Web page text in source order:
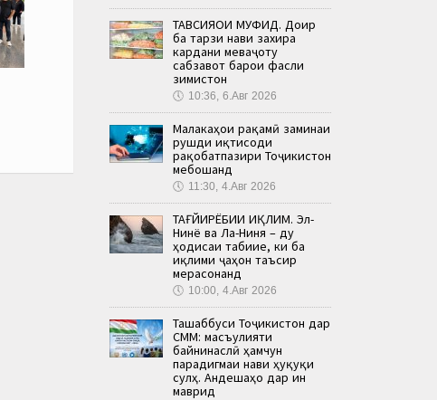
ТАВСИЯҲОИ МУФИД. Доир
ба тарзи нави захира
кардани меваҷоту
сабзавот барои фасли
зимистон
🕔 10:36, 6.Авг 2026
Малакаҳои рақамӣ заминаи
рушди иқтисоди
рақобатпазири Тоҷикистон
мебошанд
🕔 11:30, 4.Авг 2026
ТАҒЙИРЁБИИ ИҚЛИМ. Эл-
Нинё ва Ла-Ниня – ду
ҳодисаи табиие, ки ба
иқлими ҷаҳон таъсир
мерасонанд
🕔 10:00, 4.Авг 2026
Ташаббуси Тоҷикистон дар
СММ: масъулияти
байнинаслӣ ҳамчун
парадигмаи нави ҳуқуқи
сулҳ. Андешаҳо дар ин
маврид